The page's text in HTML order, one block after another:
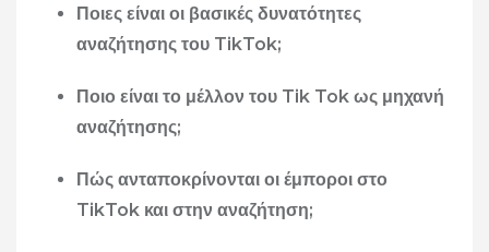
Ποιες είναι οι βασικές δυνατότητες
αναζήτησης του TikTok;
Ποιο είναι το μέλλον του Tik Tok ως μηχανή
αναζήτησης;
Πώς ανταποκρίνονται οι έμποροι στο
TikTok και στην αναζήτηση;